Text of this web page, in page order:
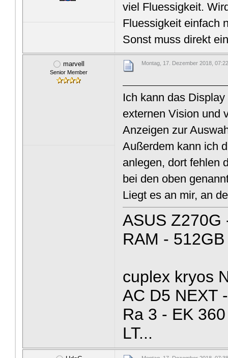
viel Fluessigkeit.
Fluessigkeit einfach
Sonst muss direkt
marvell
Senior Member
Montag, 17. Dezember 2018,
Ich kann das
externen Vision und
Anzeigen zur
Außerdem kann ich
anlegen, dort fehlen
bei den oben
Liegt es an mir, an
ASUS Z270G
RAM -
cuplex kryos
AC D5 NEXT
Ra 3 - EK
LT...